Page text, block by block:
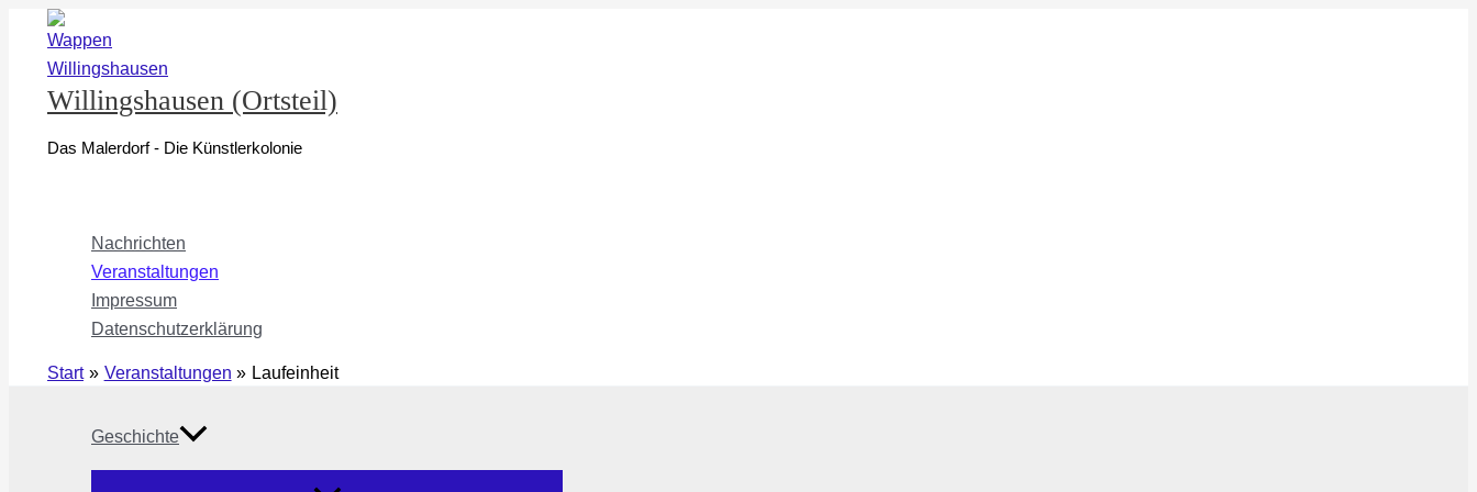
Inhalt
springen
Willingshausen (Ortsteil)
Das Malerdorf - Die Künstlerkolonie
Nachrichten
Veranstaltungen
Impressum
Datenschutzerklärung
Start Veranstaltungen Laufeinheit
Geschichte